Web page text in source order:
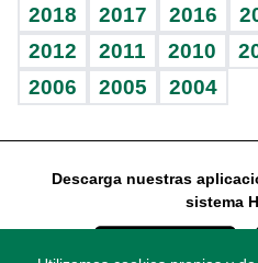
Eñe
Celebrando la vida
Sin complejos
En pocas palabras
Escuchando al corazón
Economía Personal
TBT Deportivo
2018
2017 2016
2012
2011 2010
2006
2005 2004
Descarga nuestras
sistema